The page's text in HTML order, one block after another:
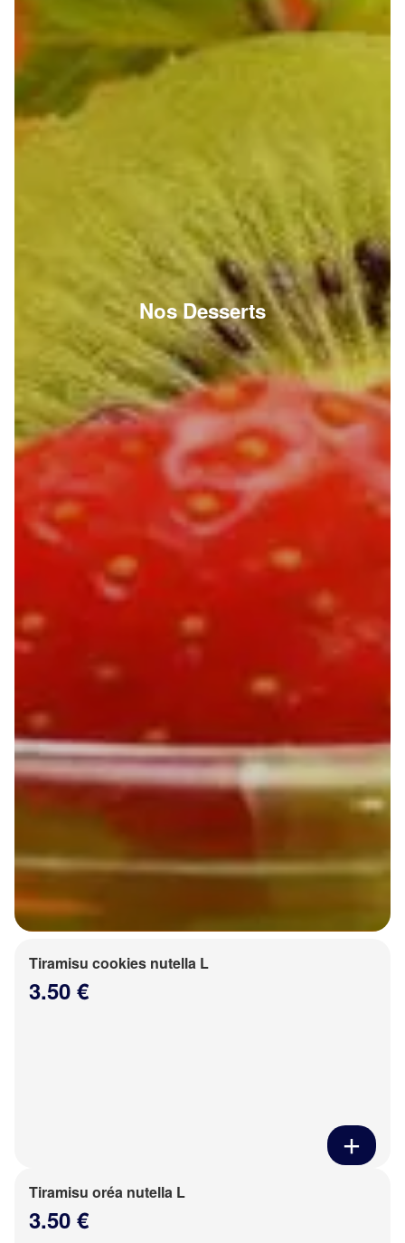
Nos Desserts
Tiramisu cookies nutella L
3.50 €
Tiramisu oréa nutella L
3.50 €